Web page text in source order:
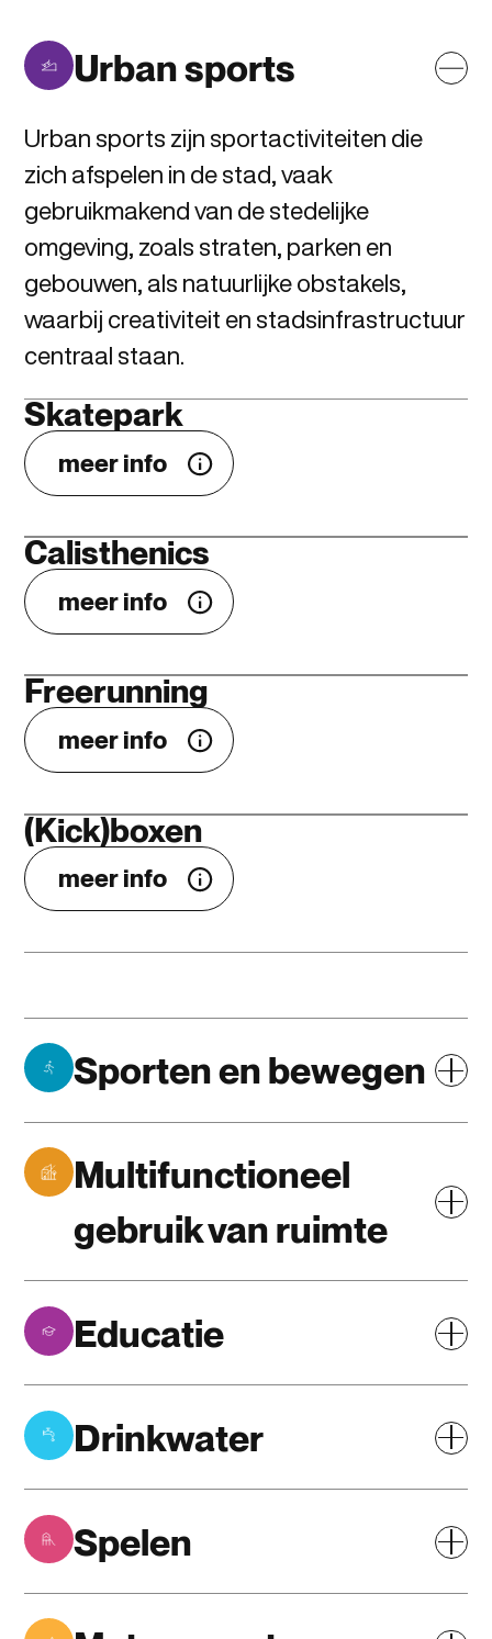
Urban sports
Urban sports zijn sportactiviteiten die
zich afspelen in de stad, vaak
gebruikmakend van de stedelijke
omgeving, zoals straten, parken en
gebouwen, als natuurlijke obstakels,
waarbij creativiteit en stadsinfrastructuur
centraal staan.
Skatepark
meer info
Calisthenics
meer info
Freerunning
meer info
(Kick)boxen
meer info
Sporten en bewegen
Multifunctioneel
gebruik van ruimte
Educatie
Drinkwater
Spelen